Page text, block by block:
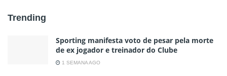
Trending
Sporting manifesta voto de pesar pela morte
de ex jogador e treinador do Clube
1 SEMANA AGO